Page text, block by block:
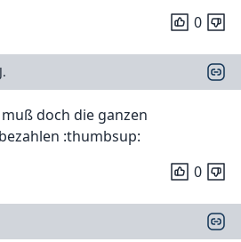
0
doch die ganzen
:thumbsup:
0